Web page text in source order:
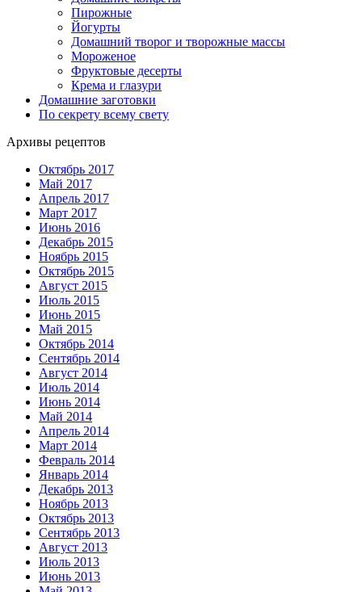
Пирожные
Йогурты
Домашний творог и творожные массы
Мороженое
Фруктовые десерты
Крема и глазури
Домашние заготовки
По секрету всему свету
Архивы рецептов
Октябрь 2017
Май 2017
Апрель 2017
Март 2017
Июнь 2016
Декабрь 2015
Ноябрь 2015
Октябрь 2015
Август 2015
Июль 2015
Июнь 2015
Май 2015
Октябрь 2014
Сентябрь 2014
Август 2014
Июль 2014
Июнь 2014
Май 2014
Апрель 2014
Март 2014
Февраль 2014
Январь 2014
Декабрь 2013
Ноябрь 2013
Октябрь 2013
Сентябрь 2013
Август 2013
Июль 2013
Июнь 2013